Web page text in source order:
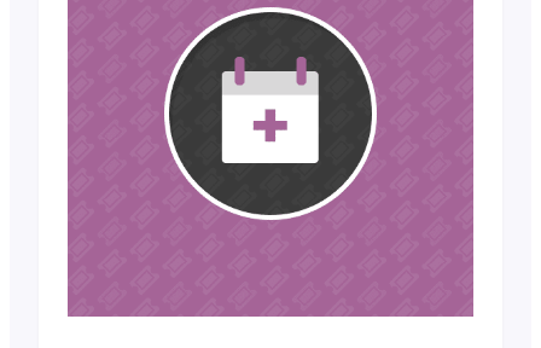
FooSales επιτρέπει στους ιδιοκτήτες
καταστημάτων WooCommerce να [...]